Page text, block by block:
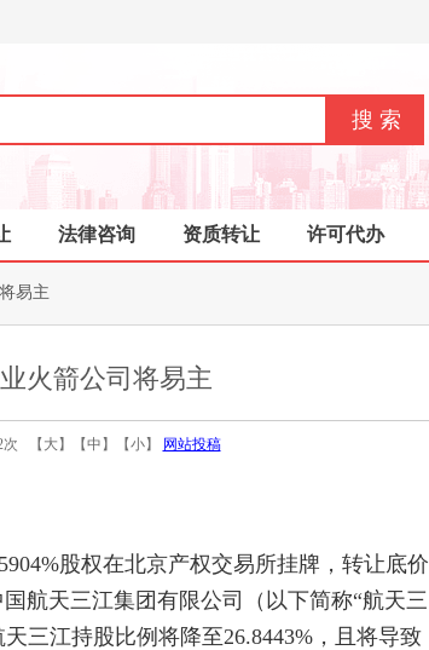
法律咨询 资质转让 许可代办
易主
火箭公司将易主
次 【 大】【中 】【小】 网站投稿
股权在北京产权交易所挂牌，转让底价
航天三江集团有限公司（以下简称“航天三
三江持股比例将降至26.8443%，且将导致